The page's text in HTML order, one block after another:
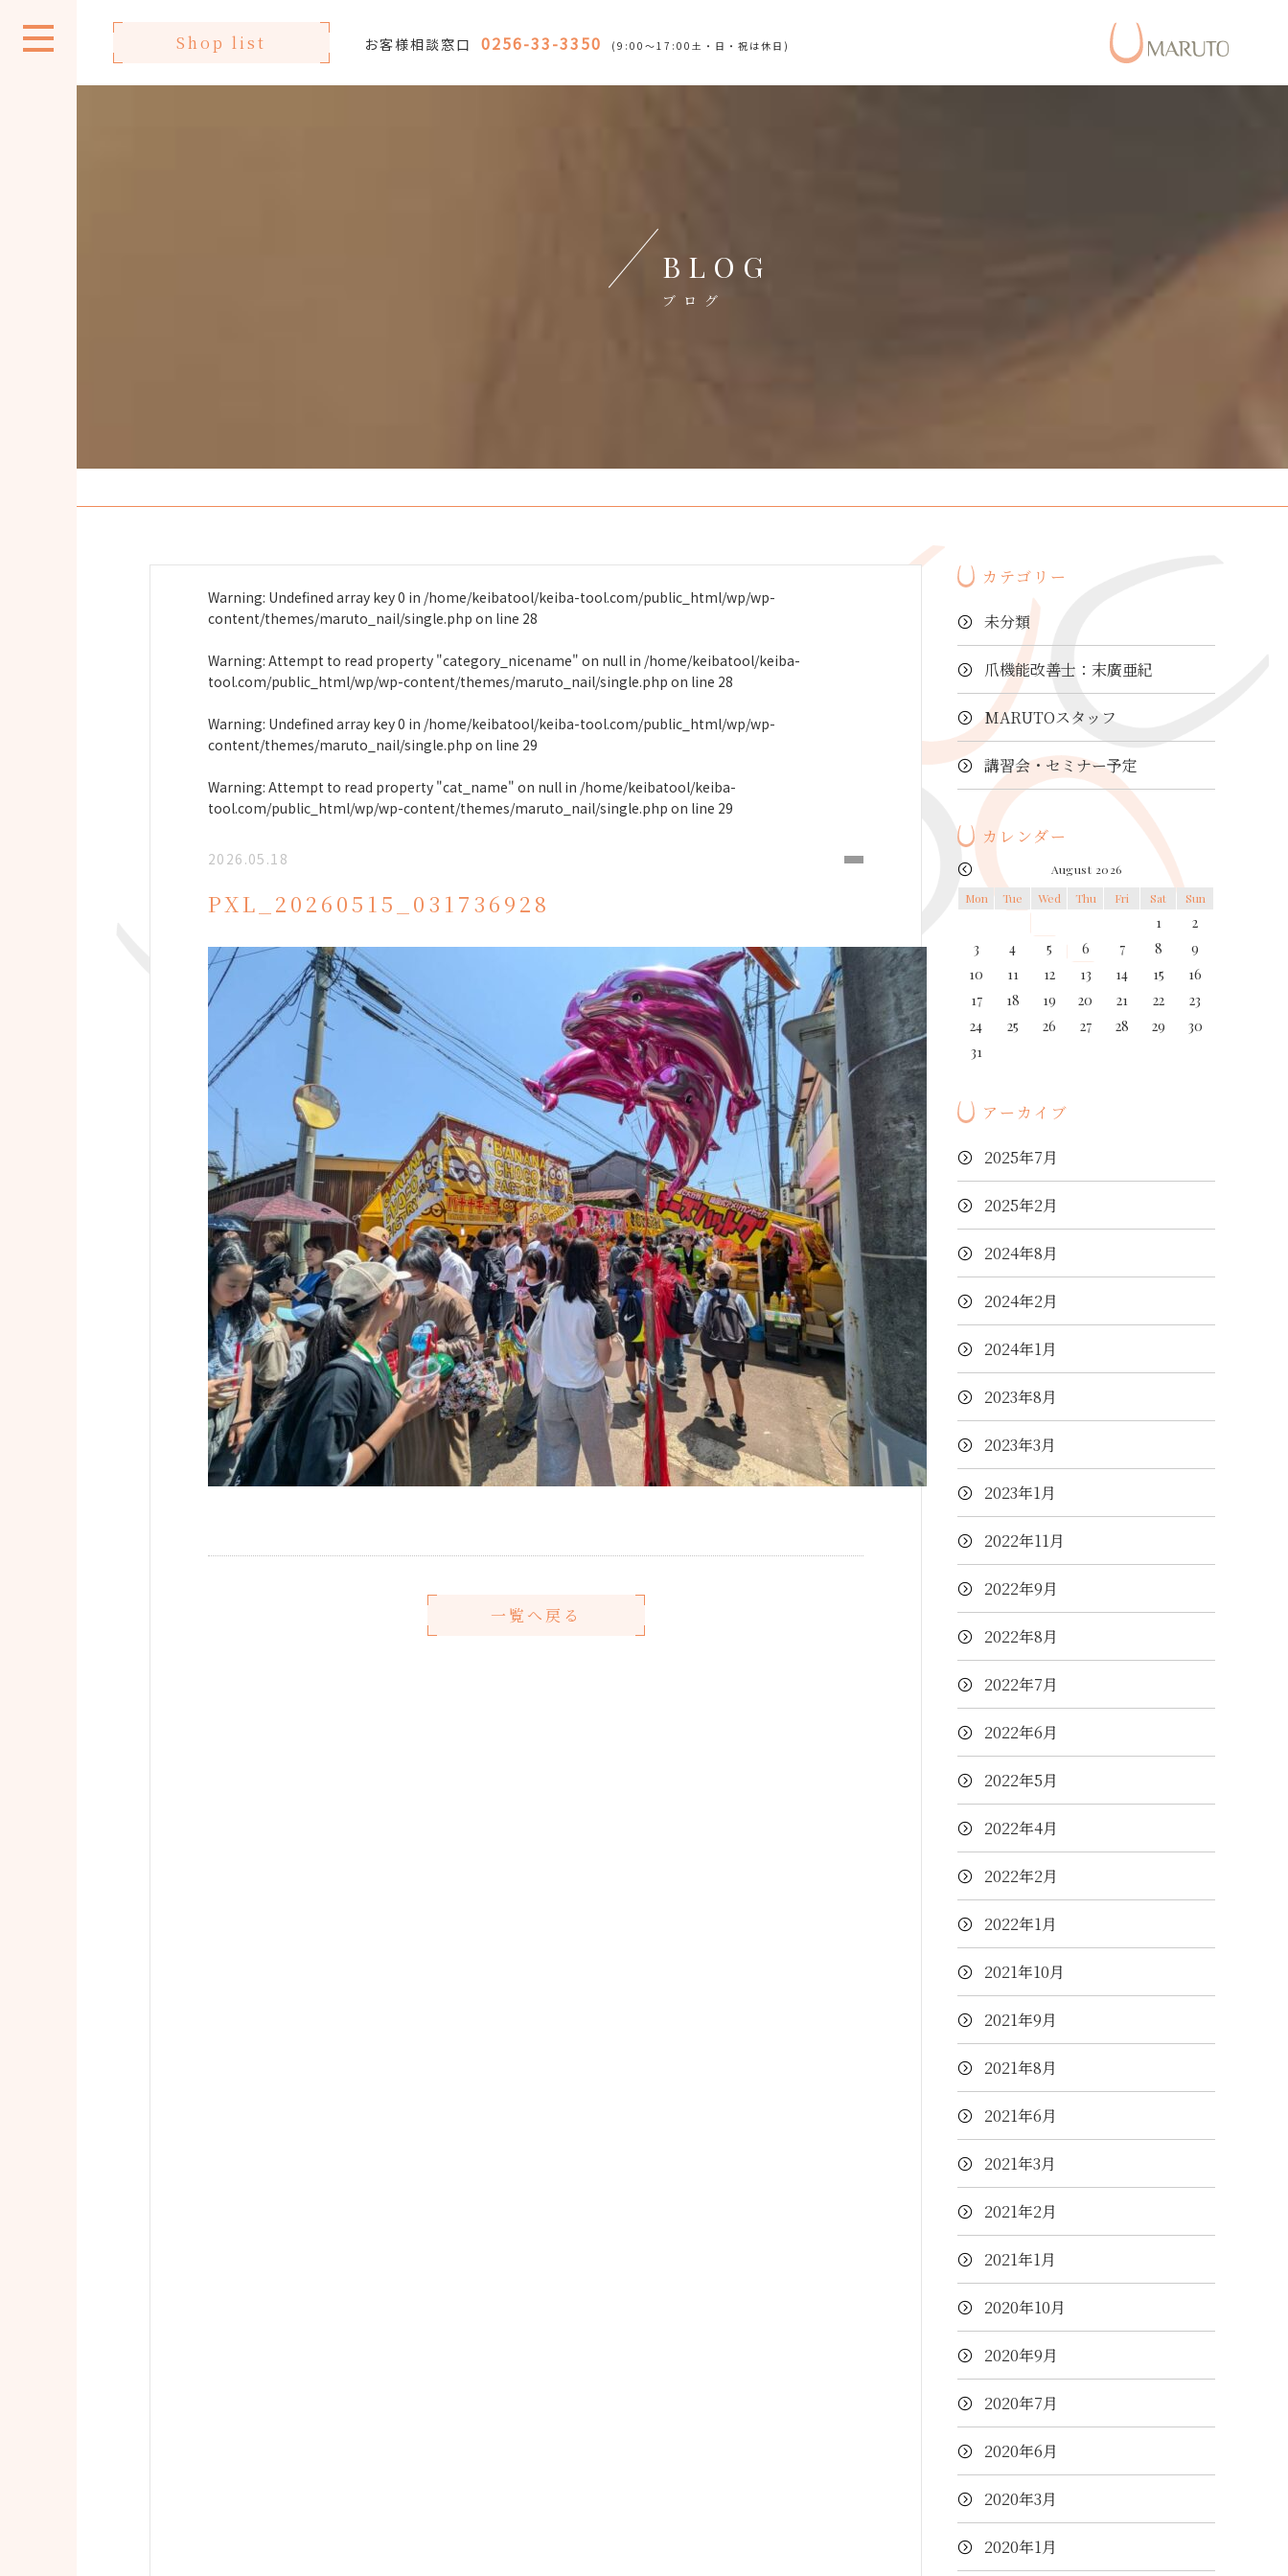
Shop list お客様相談窓口 0256-33-3350 (9:00～17:00土・日・祝は休日)
BLOG
ブログ
Warning: Undefined array key 0 in /home/keibatool/keiba-tool.com/public_html/wp/wp-
content/themes/maruto_nail/single.php on line 28
Warning: Attempt to read property "category_nicename" on null in /home/keibatool/keiba-
tool.com/public_html/wp/wp-content/themes/maruto_nail/single.php on line 28
Warning: Undefined array key 0 in /home/keibatool/keiba-tool.com/public_html/wp/wp-
content/themes/maruto_nail/single.php on line 29
Warning: Attempt to read property "cat_name" on null in /home/keibatool/keiba-
tool.com/public_html/wp/wp-content/themes/maruto_nail/single.php on line 29
2026.05.18
PXL_20260515_031736928
一覧へ戻る
カテゴリー
未分類
爪機能改善士：末廣亜紀
MARUTOスタッフ
講習会・セミナー予定
カレンダー
August 2026
Mon
Tue Wed Thu Fri Sat Sun
1
2
3
4 5 6 7 8
9
10
11 12 13 14 15
16
17
18 19 20 21 22
23
24
25 26 27 28 29
30
31
アーカイブ
2025年7月
2025年2月
2024年8月
2024年2月
2024年1月
2023年8月
2023年3月
2023年1月
2022年11月
2022年9月
2022年8月
2022年7月
2022年6月
2022年5月
2022年4月
2022年2月
2022年1月
2021年10月
2021年9月
2021年8月
2021年6月
2021年3月
2021年2月
2021年1月
2020年10月
2020年9月
2020年7月
2020年6月
2020年3月
2020年1月